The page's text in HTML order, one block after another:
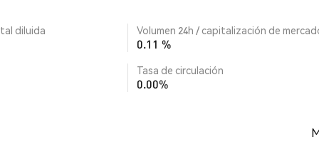
diluida Volumen 24h / capitalización de
0.11 %
Tasa de circulación
0.00%